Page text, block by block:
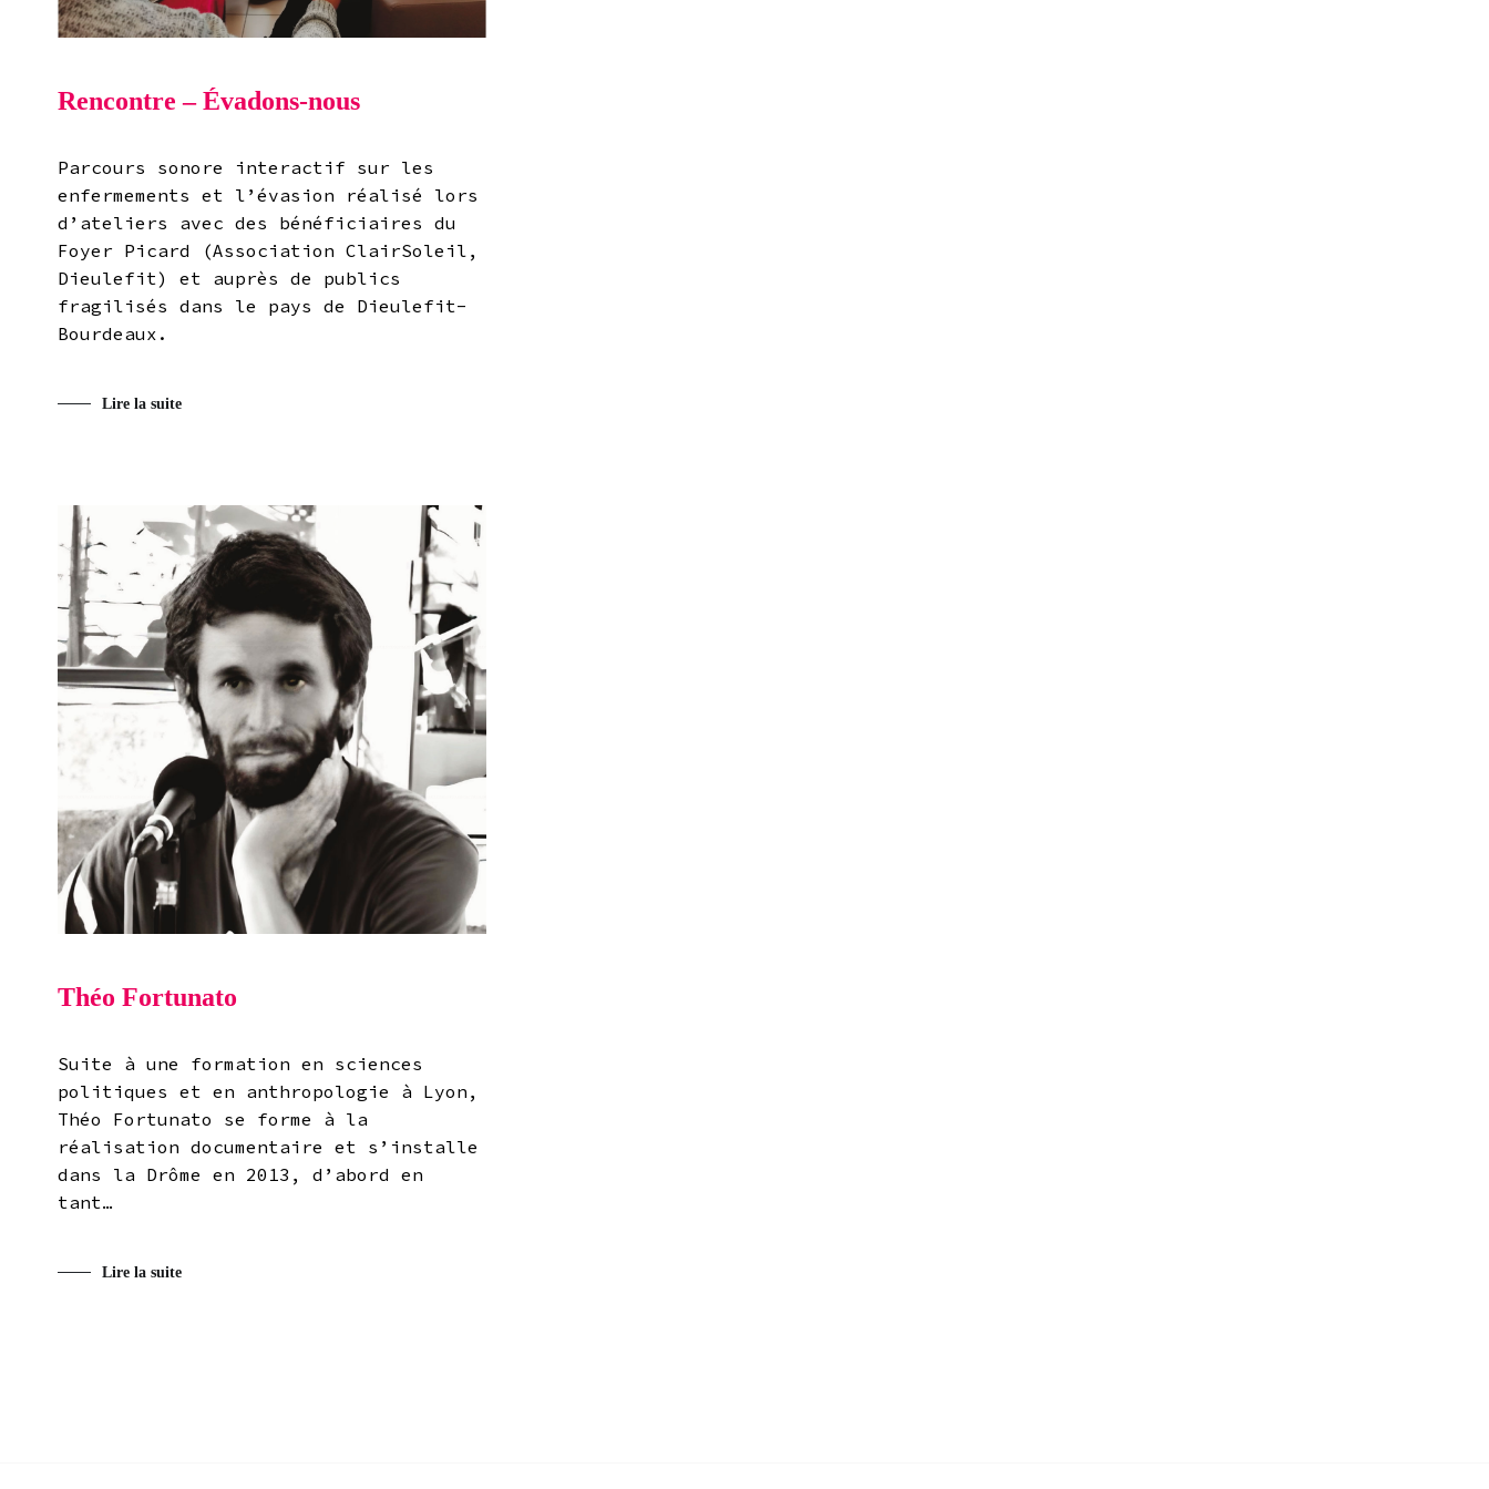
Rencontre – Évadons-nous
Parcours sonore interactif sur les
enfermements et l’évasion réalisé lors
d’ateliers avec des bénéficiaires du
Foyer Picard (Association ClairSoleil,
Dieulefit) et auprès de publics
fragilisés dans le pays de Dieulefit-
Bourdeaux.
Lire la suite
Théo Fortunato
Suite à une formation en sciences
politiques et en anthropologie à Lyon,
Théo Fortunato se forme à la
réalisation documentaire et s’installe
dans la Drôme en 2013, d’abord en
tant…
Lire la suite